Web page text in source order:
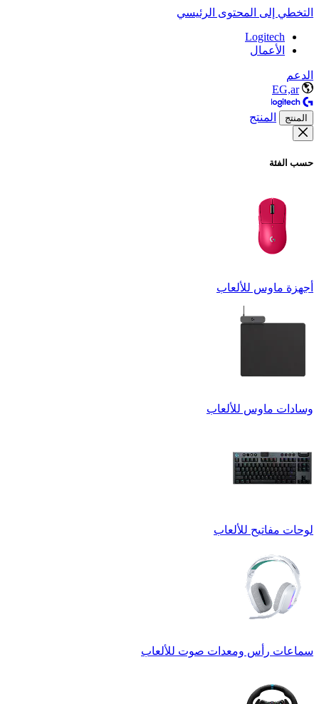
التخطي إلى المحتوى الرئيسي
Logitech
الأعمال
الدعم
EG,ar
المنتج المنتج
حسب الفئة
أجهزة ماوس للألعاب
وسادات ماوس للألعاب
لوحات مفاتيح للألعاب
سماعات رأس ومعدات صوت للألعاب